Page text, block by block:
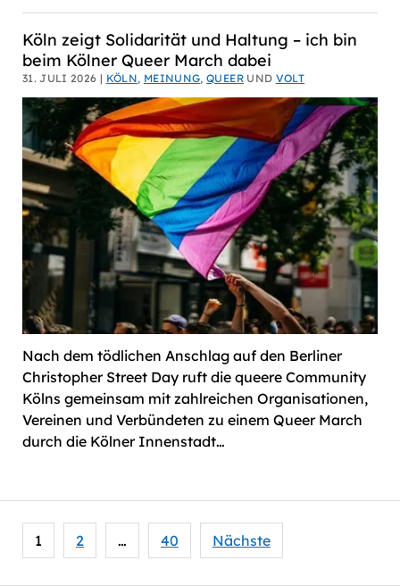
Köln zeigt Solidarität und Haltung – ich bin
beim Kölner Queer March dabei
31. JULI 2026 | KÖLN, MEINUNG,QUEERUND VOLT
Nach dem tödlichen Anschlag auf den Berliner
Christopher Street Day ruft die queere Community
Kölns gemeinsam mit zahlreichen Organisationen,
Vereinen und Verbündeten zu einem Queer March
durch die Kölner Innenstadt…
Seitennummerierung
der
1 2 … 40 Nächste